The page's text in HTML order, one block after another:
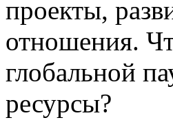
проекты,
отношения.
глобальной
ресурсы?